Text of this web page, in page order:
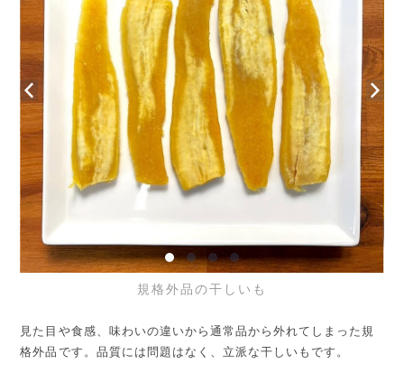
規格外品の干しいも
見た目や食感、味わいの違いから通常品から外れてしまった規
格外品です。品質には問題はなく、立派な干しいもです。